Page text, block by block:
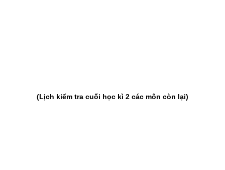
(Lịch kiểm tra cuối học kì 2 các môn còn lại)